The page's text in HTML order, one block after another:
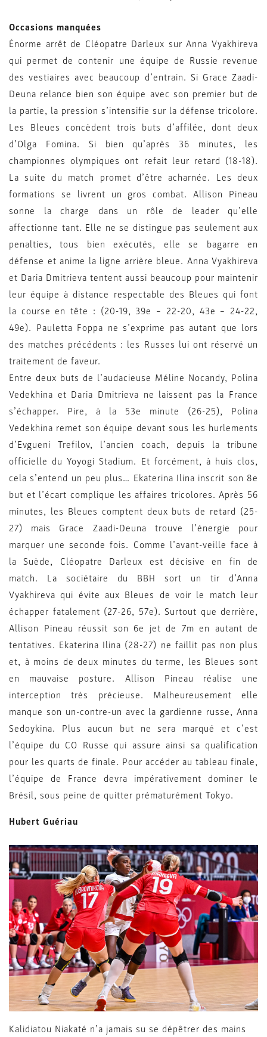
Occasions manquées
Énorme arrêt de Cléopatre Darleux sur Anna Vyakhireva
qui permet de contenir une équipe de Russie revenue
des vestiaires avec beaucoup d’entrain. Si Grace Zaadi-
Deuna relance bien son équipe avec son premier but de
la partie, la pression s’intensifie sur la défense tricolore.
Les Bleues concèdent trois buts d’affilée, dont deux
d’Olga Fomina. Si bien qu’après 36 minutes, les
championnes olympiques ont refait leur retard (18-18).
La suite du match promet d’être acharnée. Les deux
formations se livrent un gros combat. Allison Pineau
sonne la charge dans un rôle de leader qu’elle
affectionne tant. Elle ne se distingue pas seulement aux
penalties, tous bien exécutés, elle se bagarre en
défense et anime la ligne arrière bleue. Anna Vyakhireva
et Daria Dmitrieva tentent aussi beaucoup pour maintenir
leur équipe à distance respectable des Bleues qui font
la course en tête : (20-19, 39e – 22-20, 43e – 24-22,
49e). Pauletta Foppa ne s’exprime pas autant que lors
des matches précédents : les Russes lui ont réservé un
traitement de faveur.
Entre deux buts de l’audacieuse Méline Nocandy, Polina
Vedekhina et Daria Dmitrieva ne laissent pas la France
s’échapper. Pire, à la 53e minute (26-25), Polina
Vedekhina remet son équipe devant sous les hurlements
d’Evgueni Trefilov, l’ancien coach, depuis la tribune
officielle du Yoyogi Stadium. Et forcément, à huis clos,
cela s’entend un peu plus… Ekaterina Ilina inscrit son 8e
but et l’écart complique les affaires tricolores. Après 56
minutes, les Bleues comptent deux buts de retard (25-
27) mais Grace Zaadi-Deuna trouve l’énergie pour
marquer une seconde fois. Comme l’avant-veille face à
la Suède, Cléopatre Darleux est décisive en fin de
match. La sociétaire du BBH sort un tir d’Anna
Vyakhireva qui évite aux Bleues de voir le match leur
échapper fatalement (27-26, 57e). Surtout que derrière,
Allison Pineau réussit son 6e jet de 7m en autant de
tentatives. Ekaterina Ilina (28-27) ne faillit pas non plus
et, à moins de deux minutes du terme, les Bleues sont
en mauvaise posture. Allison Pineau réalise une
interception très précieuse. Malheureusement elle
manque son un-contre-un avec la gardienne russe, Anna
Sedoykina. Plus aucun but ne sera marqué et c’est
l’équipe du CO Russe qui assure ainsi sa qualification
pour les quarts de finale. Pour accéder au tableau finale,
l’équipe de France devra impérativement dominer le
Brésil, sous peine de quitter prématurément Tokyo.
Hubert Guériau
Kalidiatou Niakaté n’a jamais su se dépêtrer des mains